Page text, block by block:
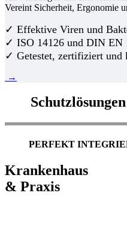
Vereint Sicherheit, Ergonomie
✓ Effektive Viren und
✓ ISO 14126 und DIN EN
✓ Getestet, zertifiziert
→
PERFEKT
Krankenhaus
& Praxis